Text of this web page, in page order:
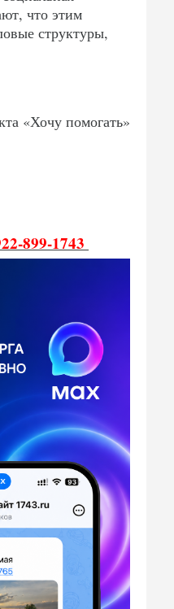
что этим
структуры,
«Хочу помогать»
899-1743